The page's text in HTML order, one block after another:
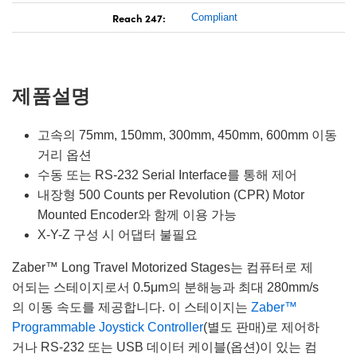
Reach 247: Compliant
제품설명
고속의 75mm, 150mm, 300mm, 450mm, 600mm 이동
거리 옵션
수동 또는 RS-232 Serial Interface를 통해 제어
내장형 500 Counts per Revolution (CPR) Motor
Mounted Encoder와 함께 이용 가능
X-Y-Z 구성 시 어댑터 불필요
Zaber™ Long Travel Motorized Stages는 컴퓨터로 제
어되는 스테이지로서 0.5μm의 분해능과 최대 280mm/s
의 이동 속도를 제공합니다. 이 스테이지는 Zaber™
Programmable Joystick Controller(별도 판매)로 제어하
거나 RS-232 또는 USB 데이터 케이블(옵션)이 있는 컴